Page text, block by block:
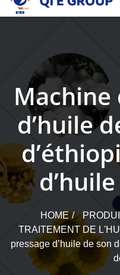
content
Machine
d’huile
HOME
TRAITEMENT DE
pressage d’huile de son